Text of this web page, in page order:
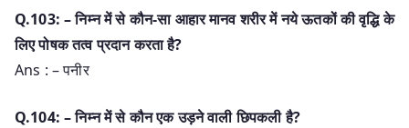
Q.103: – निम्न में से कौन-सा आहार मानव शरीर में नये ऊतकों की वृद्धि के
लिए पोषक तत्व प्रदान करता है?
Ans : – पनीर
Q.104: – निम्न में से कौन एक उड़ने वाली छिपकली है?